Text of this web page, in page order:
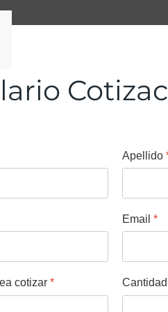
Apellido
Email *
cotizar * Cantidad